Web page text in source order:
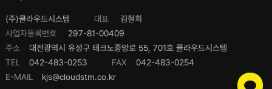
(주)클라우드시스템 대표
김철희
사업자등록번호
297-81-00409
주소
대전광역시 유성구 테크노중앙로 55, 701호 클라우드시스템
TEL
042-483-0253 FAX
042-483-0254
E-MAIL
kjs@cloudstm.co.kr